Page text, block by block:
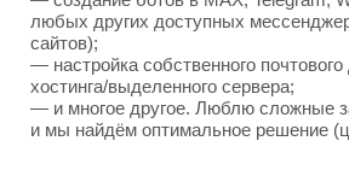
любых других доступных
сайтов);
— настройка собственного
хостинга/выделенного сервера;
— и многое другое. Люблю сложные
и мы найдём оптимальное решение